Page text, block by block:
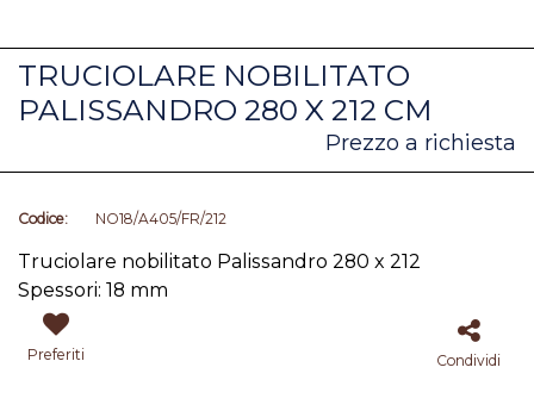
TRUCIOLARE NOBILITATO
PALISSANDRO 280 X 212 CM
Prezzo a richiesta
Codice: NO18/A405/FR/212
Truciolare nobilitato Palissandro 280 x 212
Spessori: 18 mm
Preferiti Condividi